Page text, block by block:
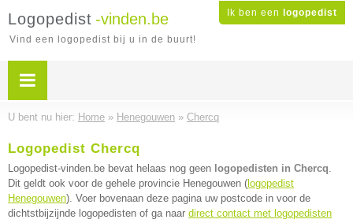
Ik ben een logopedist
Logopedist -vinden.be
Vind een logopedist bij u in de buurt!
U bent nu hier: Home » Henegouwen » Chercq
Logopedist Chercq
Logopedist-vinden.be bevat helaas nog geen logopedisten in Chercq.
Dit geldt ook voor de gehele provincie Henegouwen ( logopedist
Henegouwen). Voer bovenaan deze pagina uw postcode in voor de
dichtstbijzijnde logopedisten of ga naar direct contact met logopedisten